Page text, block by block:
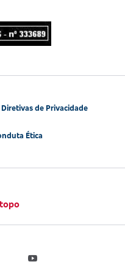
Diretivas de Privacidade
Ética